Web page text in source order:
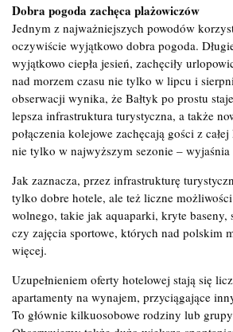
Dobra pogoda zachęca plażowiczów
Jednym z najważniejszych powodów
oczywiście wyjątkowo dobra pogoda.
wyjątkowo ciepła jesień, zachęciły
nad morzem czasu nie tylko w lipcu i
obserwacji wynika, że Bałtyk po prostu
lepsza infrastruktura turystyczna, a także
połączenia kolejowe zachęcają gości z
nie tylko w najwyższym sezonie –
Jak zaznacza, przez infrastrukturę
tylko dobre hotele, ale też liczne możliwości
wolnego, takie jak aquaparki, kryte baseny,
czy zajęcia sportowe, których nad polskim
więcej.
Uzupełnieniem oferty hotelowej stają się
apartamenty na wynajem, przyciągające
To głównie kilkuosobowe rodziny lub